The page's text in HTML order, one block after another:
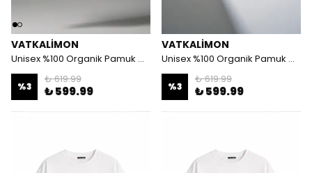
VATKALIMON
Unisex %100 Organik Pamuk Oversize Yuvarlak Yaka Baskılı T-shirt - Beyaz
%3
₺ 619.99
₺ 599.99
VATKALIMON
Unisex %100 Organik Pamuk Oversize Yuvarlak Yaka Baskılı T-shirt - Siyah
%3
₺ 619.99
₺ 599.99